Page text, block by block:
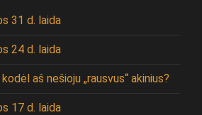
31 d. laida
24 d. laida
aš nešioju „rausvus“ akinius?
17 d. laida